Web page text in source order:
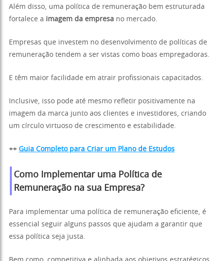
Além disso, uma política de remuneração bem estruturada
fortalece a imagem da empresa no mercado.
Empresas que investem no desenvolvimento de políticas de
remuneração tendem a ser vistas como boas empregadoras.
E têm maior facilidade em atrair profissionais capacitados.
Inclusive, isso pode até mesmo refletir positivamente na
imagem da marca junto aos clientes e investidores, criando
um círculo virtuoso de crescimento e estabilidade.
++ Guia Completo para Criar um Plano de Estudos
Como Implementar uma Política de
Remuneração na sua Empresa?
Para implementar uma política de remuneração eficiente, é
essencial seguir alguns passos que ajudam a garantir que
essa política seja justa.